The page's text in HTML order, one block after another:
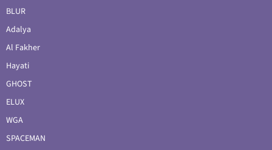
BLUR
Adalya
Al Fakher
Hayati
GHOST
ELUX
WGA
SPACEMAN